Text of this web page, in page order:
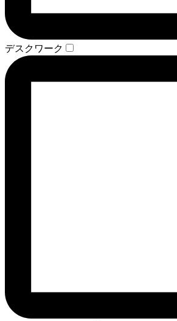
デスクワーク